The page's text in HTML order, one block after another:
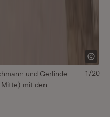
und Gerlinde
mit den
1/20